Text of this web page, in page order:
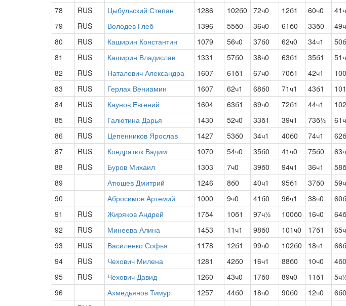
78
RUS Цыбульский Степан 1286 102б0 72ч0 12б1 60ч0
79
RUS Володев Глеб 1396 55б0 36ч0 61б0 33б0
80
RUS Каширин Константин 1079 56ч0 37б0 62ч0 34ч1
81
RUS Каширин Владислав 1331 57б0 38ч0 63б1 35б1
82
RUS Наталевич Александра 1607 61б1 67ч0 70б1 42ч1
83
RUS Герлах Вениамин 1607 62ч1 68б0 71ч1 43б1
84
RUS Каунов Евгений 1604 63б1 69ч0 72б1 44ч1
85
RUS Галютина Дарья 1430 52ч0 33б1 39ч1 73б½
86
RUS Цепенников Ярослав 1427 53б0 34ч1 40б0 74ч1
87
RUS Кондратюк Вадим 1070 54ч0 35б0 41ч0 75б0
88
RUS Буров Михаил 1303 7ч0 39б0 94ч1 36ч1
89
Атюшев Дмитрий 1246 8б0 40ч1 95б1 37б0
90
Абросимов Артемий 1000 9ч0 41б0 96ч1 38ч0
91
RUS Жиряков Андрей 1754 10б1 97ч½ 100б0 16ч0
92
RUS Минеева Алина 1453 11ч1 98б0 101ч0 17б1
93
RUS Василенко Софья 1178 12б1 99ч0 102б0 18ч1
94
RUS Чехович Милена 1281 42б0 16ч1 88б0 10ч0 4б0
95
RUS Чехович Давид 1260 43ч0 17б0 89ч0 11б1
96
Ахмедьянов Тимур 1257 44б0 18ч0 90б0 12ч0 6б0